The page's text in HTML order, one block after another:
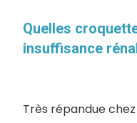
Quelles
insuffisance
Très répandue